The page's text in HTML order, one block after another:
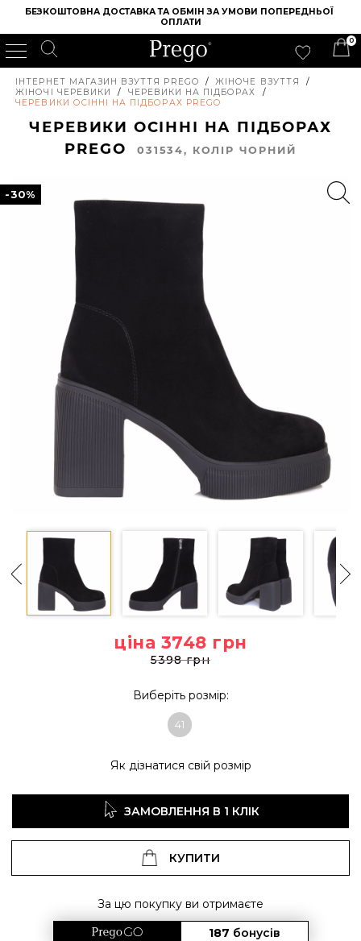
БЕЗКОШТОВНА ДОСТАВКА ТА ОБМІН ЗА УМОВИ ПОПЕРЕДНЬОЇ
ОПЛАТИ
0
ІНТЕРНЕТ МАГАЗИН ВЗУТТЯ PREGO / ЖІНОЧЕ ВЗУТТЯ
/
ЖІНОЧІ ЧЕРЕВИКИ
/ ЧЕРЕВИКИ НА ПІДБОРАХ
/
ЧЕРЕВИКИ ОСІННІ НА ПІДБОРАХ PREGO
ЧЕРЕВИКИ ОСІННІ НА ПІДБОРАХ
PREGO031534, КОЛIР ЧОРНИЙ
-30%
ціна 3748 грн
5398 грн
Виберіть розмір:
41
Як дізнатися свій розмір
ЗАМОВЛЕННЯ В 1 КЛІК
КУПИТИ
За цю покупку ви отримаєте
187 бонусів